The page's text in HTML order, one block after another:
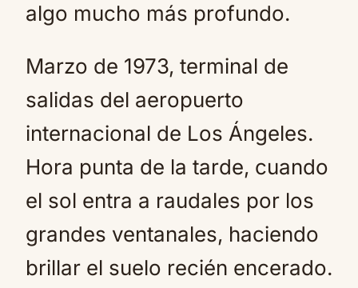
algo mucho más profundo.
Marzo de 1973, terminal de
salidas del aeropuerto
internacional de Los Ángeles.
Hora punta de la tarde, cuando
el sol entra a raudales por los
grandes ventanales, haciendo
brillar el suelo recién encerado.